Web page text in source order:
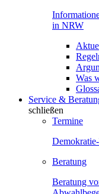
in NRW
Was
Service &
schließen
Termine
Beratung
Beratung